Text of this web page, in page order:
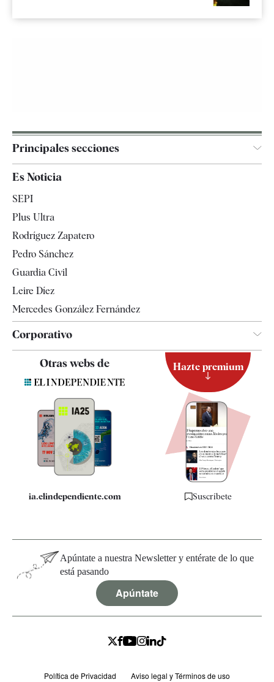
Principales secciones
Televisión
Es Noticia
SEPI
Plus Ultra
Rodríguez Zapatero
Pedro Sánchez
Guardia Civil
Leire Díez
Mercedes González Fernández
Corporativo
Quiénes somos
Especificaciones
Otras webs de
ia.elindependiente.com
Hazte premium
Suscríbete
Apúntate a nuestra Newsletter y entérate de lo que
está pasando
Apúntate
Política de Privacidad Aviso legal y Términos de uso